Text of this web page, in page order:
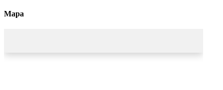
Mapa